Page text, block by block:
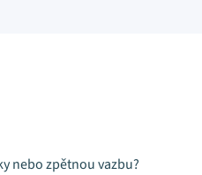
nebo zpětnou vazbu?